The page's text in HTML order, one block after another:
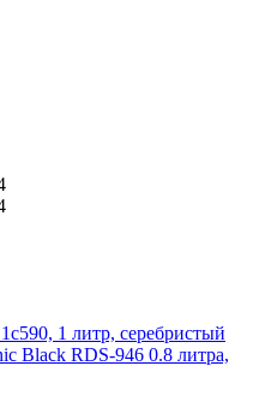
1 литр, серебристый
Black RDS-946 0.8 литра,